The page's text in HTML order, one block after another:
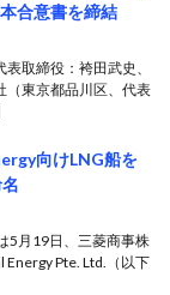
合意書を締結
取締役：袴田武史、
（東京都品川区、代表
向けLNG船を
5月19日、三菱商事株
Pte. Ltd.（以下